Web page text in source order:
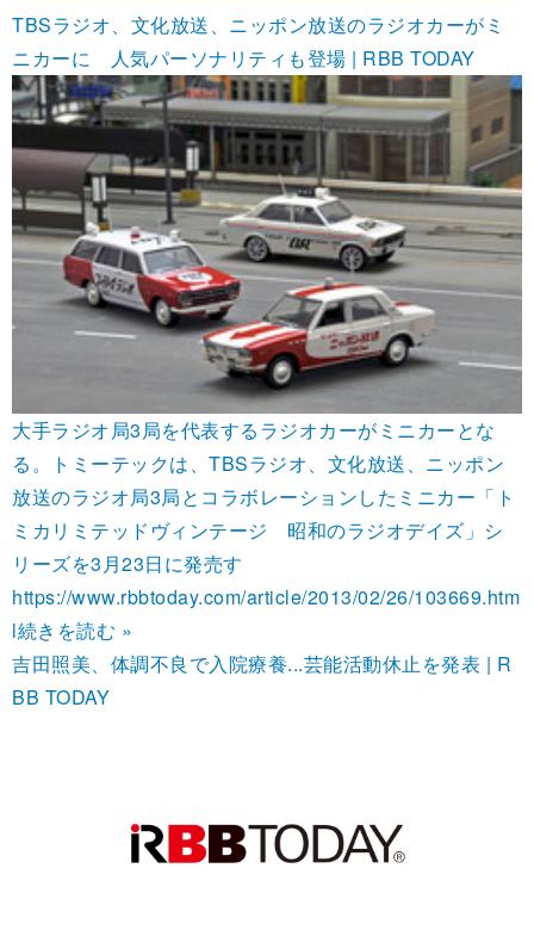
TBSラジオ、文化放送、ニッポン放送のラジオカーがミ
ニカーに 人気パーソナリティも登場 | RBB TODAY
大手ラジオ局3局を代表するラジオカーがミニカーとな
る。トミーテックは、TBSラジオ、文化放送、ニッポン
放送のラジオ局3局とコラボレーションしたミニカー「ト
ミカリミテッドヴィンテージ 昭和のラジオデイズ」シ
リーズを3月23日に発売す
https://www.rbbtoday.com/article/2013/02/26/103669.htm
l続きを読む »
吉田照美、体調不良で入院療養...芸能活動休止を発表 | R
BB TODAY